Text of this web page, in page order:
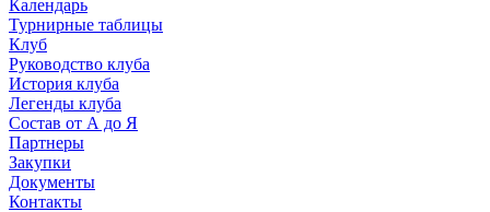
Календарь
Турнирные таблицы
Клуб
Руководство клуба
История клуба
Легенды клуба
Состав от А до Я
Партнеры
Закупки
Документы
Контакты